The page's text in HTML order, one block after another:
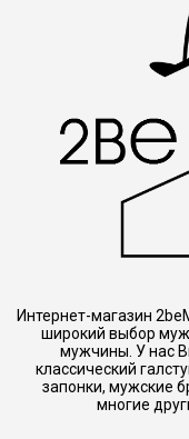
Интернет-магазин
широкий выбор
мужчины. У нас
классический
запонки, мужские
многие